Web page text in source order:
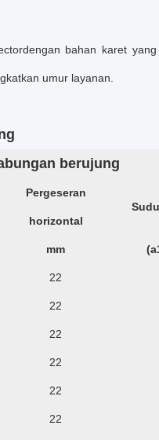
dengan bahan karet
umur layanan.
berujung
Pergeseran
horizontal
mm
22
22
22
22
22
22